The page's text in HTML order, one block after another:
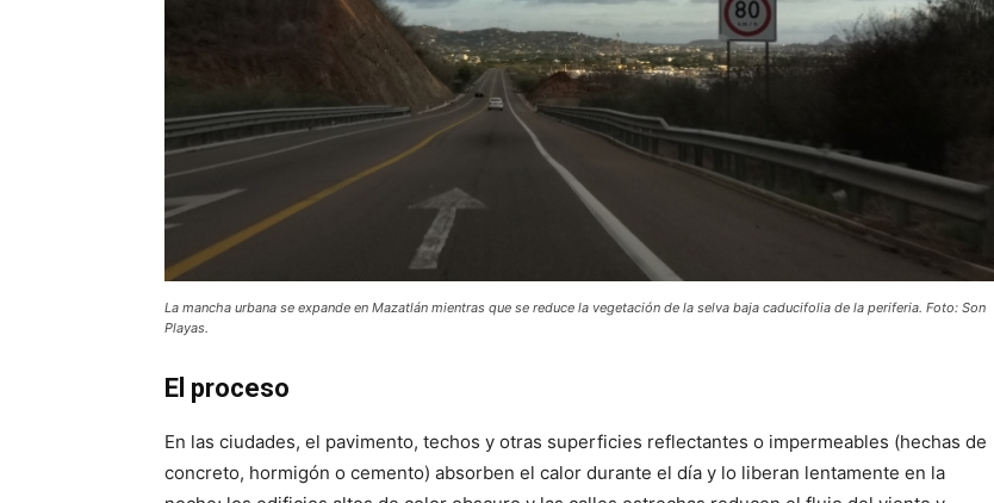
La mancha urbana se expande en Mazatlán mientras que se reduce la vegetación de la selva baja caducifolia de la periferia. Foto: Son
Playas.
El proceso
En las ciudades, el pavimento, techos y otras superficies reflectantes o impermeables (hechas de
concreto, hormigón o cemento) absorben el calor durante el día y lo liberan lentamente en la